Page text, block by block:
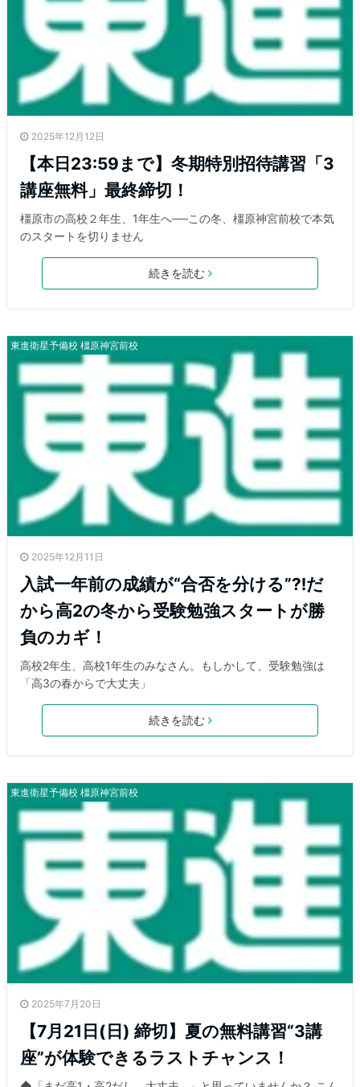
2025年12月12日
【本日23:59まで】冬期特別招待講習「3
講座無料」最終締切！
橿原市の高校２年生、1年生へ──この冬、橿原神宮前校で本気
のスタートを切りません
続きを読む
東進衛星予備校 橿原神宮前校
2025年12月11日
入試一年前の成績が“合否を分ける”⁈だ
から高2の冬から受験勉強スタートが勝
負のカギ！
高校2年生、高校1年生のみなさん。もしかして、受験勉強は
「高3の春からで大丈夫」
続きを読む
東進衛星予備校 橿原神宮前校
2025年7月20日
【7月21日(日) 締切】夏の無料講習“3講
座”が体験できるラストチャンス！